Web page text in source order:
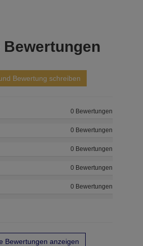
Bewertungen
Bewertung schreiben
0 Bewertungen
0 Bewertungen
0 Bewertungen
0 Bewertungen
0 Bewertungen
Bewertungen anzeigen